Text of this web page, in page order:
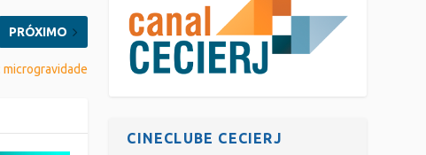
PRÓXIMO
microgravidade
CINECLUBE CECIERJ